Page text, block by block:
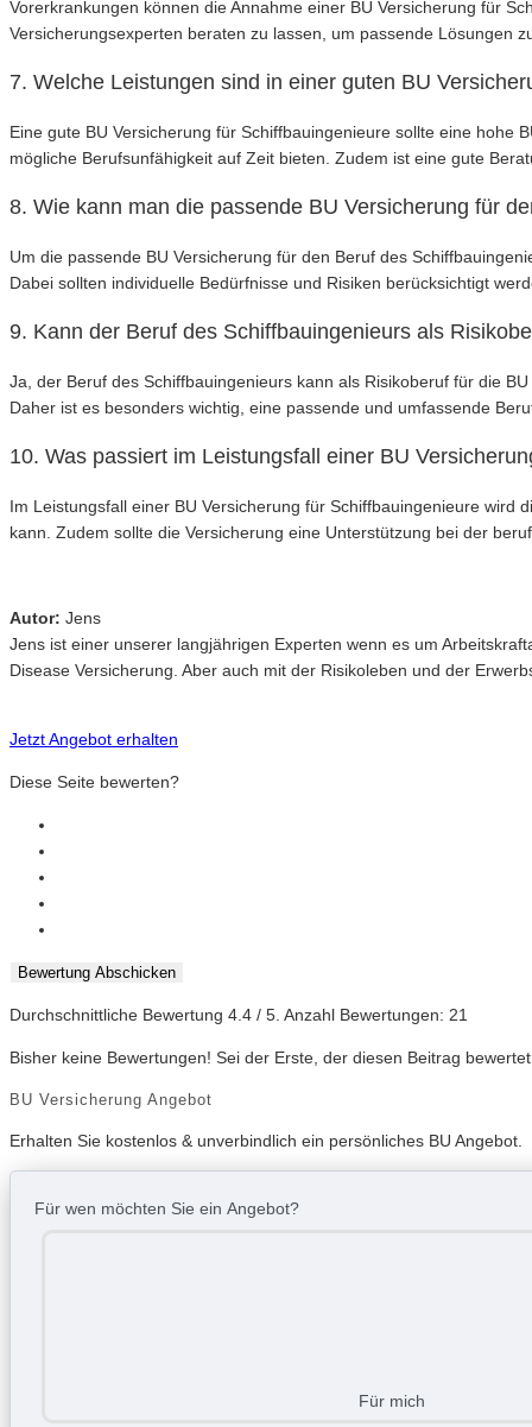
Vorerkrankungen können die Annahme einer BU Versicherung für
Versicherungsexperten beraten zu lassen, um passende Lösungen
7. Welche Leistungen sind in einer guten BU
Eine gute BU Versicherung für Schiffbauingenieure sollte eine hohe
mögliche Berufsunfähigkeit auf Zeit bieten. Zudem ist eine gute
8. Wie kann man die passende BU Versicherung für
Um die passende BU Versicherung für den Beruf des
Dabei sollten individuelle Bedürfnisse und Risiken berücksichtigt
9. Kann der Beruf des Schiffbauingenieurs als
Ja, der Beruf des Schiffbauingenieurs kann als Risikoberuf für die
Daher ist es besonders wichtig, eine passende und umfassende
10. Was passiert im Leistungsfall einer BU
Im Leistungsfall einer BU Versicherung für Schiffbauingenieure
kann. Zudem sollte die Versicherung eine Unterstützung bei der
Autor: Jens
Jens ist einer unserer langjährigen Experten wenn es um
Disease Versicherung. Aber auch mit der Risikoleben und der
Jetzt Angebot erhalten
Diese Seite bewerten?
Bewertung Abschicken
Durchschnittliche Bewertung 4.4 / 5. Anzahl Bewertungen: 21
Bisher keine Bewertungen! Sei der Erste, der diesen Beitrag
BU Versicherung Angebot
Erhalten Sie kostenlos & unverbindlich ein persönliches BU Angebot.
Für wen möchten Sie ein Angebot?
Für mich